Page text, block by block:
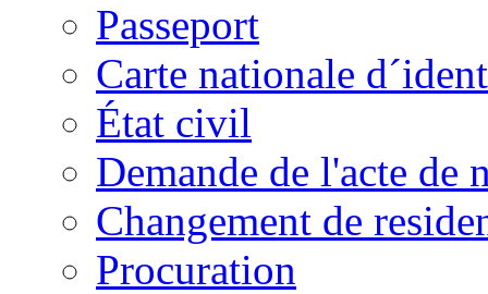
Passeport
Carte nationale
État civil
Demande de l'acte de
Changement de
Procuration